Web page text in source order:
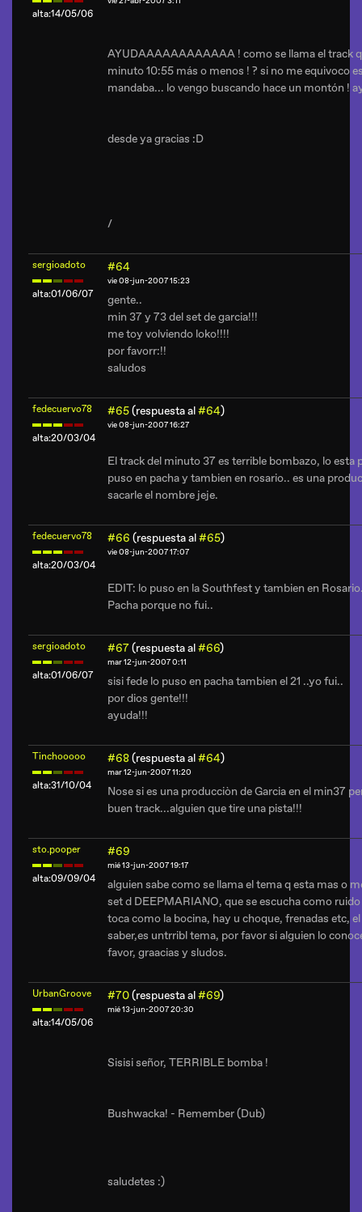
alta:14/05/06
AYUDAAAAAAAAAAAA ! como se llama el track
minuto 10:55 más o menos ! ? si no me equivoco
mandaba... lo vengo buscando hace un montón !
desde ya gracias :D
/
sergioadoto
alta:01/06/07
#64
vie 08-jun-2007 15:23
gente..
min 37 y 73 del set de garcia!!!
me toy volviendo loko!!!!
por favorr:!!
saludos
fedecuervo78
alta:20/03/04
#65(respuesta al#64)
vie 08-jun-2007 16:27
El track del minuto 37 es terrible bombazo, lo esta
puso en pacha y tambien en rosario.. es una
sacarle el nombre jeje.
fedecuervo78
alta:20/03/04
#66 (respuesta al#65)
vie 08-jun-2007 17:07
EDIT: lo puso en la Southfest y tambien en
Pacha porque no fui..
sergioadoto
alta:01/06/07
#67(respuesta al#66)
mar 12-jun-2007 0:11
sisi fede lo puso en pacha tambien el 21 ..yo fui..
por dios gente!!!
ayuda!!!
Tinchooooo
alta:31/10/04
#68(respuesta al#64)
mar 12-jun-2007 11:20
Nose si es una producciòn de Garcia en el min37
buen track...alguien que tire una pista!!!
sto.pooper
alta:09/09/04
#69
mié 13-jun-2007 19:17
alguien sabe como se llama el tema q esta mas o
set d DEEPMARIANO, que se escucha como
toca como la bocina, hay u choque, frenadas etc,
saber,es untrribl tema, por favor si alguien lo
favor, graacias y sludos.
UrbanGroove
alta:14/05/06
#70(respuesta al#69)
mié 13-jun-2007 20:30
Sisisi señor, TERRIBLE bomba !
Bushwacka! - Remember (Dub)
saludetes :)